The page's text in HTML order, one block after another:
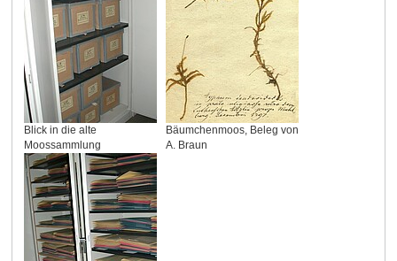
Blick in die alte
Moossammlung
Bäumchenmoos, Beleg von
A. Braun